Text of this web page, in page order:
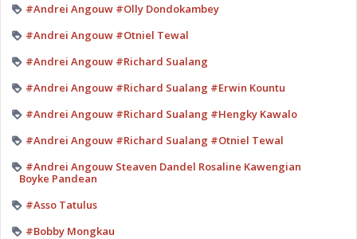
#Andrei Angouw #Olly Dondokambey
#Andrei Angouw #Otniel Tewal
#Andrei Angouw #Richard Sualang
#Andrei Angouw #Richard Sualang #Erwin Kountu
#Andrei Angouw #Richard Sualang #Hengky Kawalo
#Andrei Angouw #Richard Sualang #Otniel Tewal
#Andrei Angouw Steaven Dandel Rosaline Kawengian
Boyke Pandean
#Asso Tatulus
#Bobby Mongkau